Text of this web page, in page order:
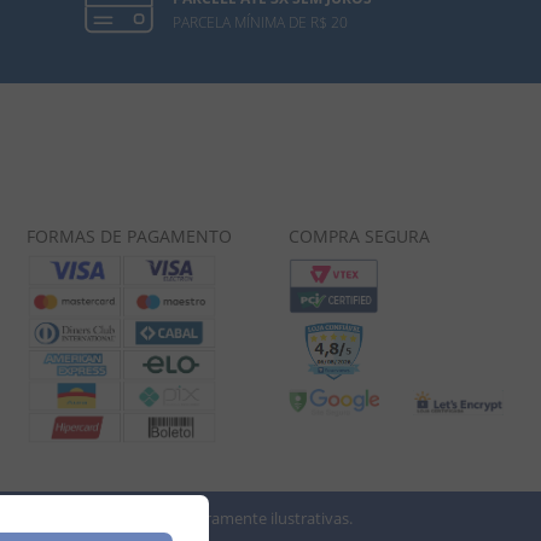
PARCELA MÍNIMA DE R$ 20
FORMAS DE PAGAMENTO COMPRA SEGURA
dos produtos são meramente ilustrativas.